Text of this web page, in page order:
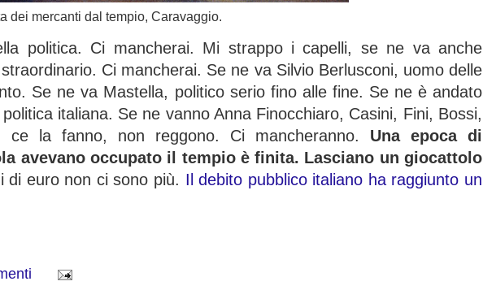
dei mercanti dal tempio, Caravaggio.
politica. Ci mancherai. Mi strappo i capelli, se ne va anche
Ci mancherai. Se ne va Silvio Berlusconi, uomo delle
Se ne va Mastella, politico serio fino alle fine. Se ne è andato
italiana. Se ne vanno Anna Finocchiaro, Casini, Fini, Bossi,
la fanno, non reggono. Ci mancheranno. Una epoca di
avevano occupato il tempio è finita. Lasciano un giocattolo
di euro non ci sono più. Il debito pubblico italiano ha raggiunto un